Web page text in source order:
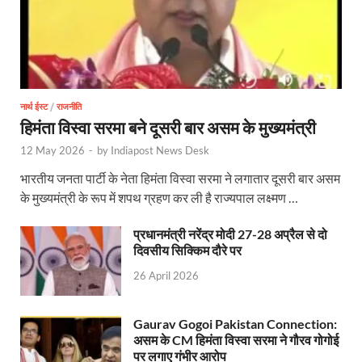
Uttarakhand Young Leaders Dialogue: विकसित
Demand for Review of FRK Policy: ऍफ़आरके नीति
Ram Mandir Control Room: राम मंदिर की सुरक्षा
Kalyan Singh Jayanti: अपने नाम को उत्तर प्रदेश के
Kashi Volleyball Mahakumbh: काशी में होगा
National Highway Project: मुख्यमंत्री राज्य की
Vande Bharat Sleeper Train: वंदे भारत स्लीपर ट्रेन
Khelo India Tribes Games: देश में पहली बार हो रहे
छत्तीसगढ़ को मिला खेलो इंडिया ट्राइबल गेम्स, 14 फरवरी
नार्थ ईस्ट/ राजनीति
हिमंता विस्वा सरमा बने दूसरी बार असम के मुख्यमंत्री
12 May 2026 - by Indiapost News Desk
भारतीय जनता पार्टी के नेता हिमंता विस्वा सरमा ने लगातार दूसरी बार असम
के मुख्यमंत्री के रूप में शपथ ग्रहण कर ली है राज्यपाल लक्ष्मण …
प्रधानमंत्री नरेंद्र मोदी 27-28 अप्रैल से दो
दिवसीय सिक्किम दौरे पर
26 April 2026
Gaurav Gogoi Pakistan Connection:
असम के CM हिमंता विस्वा सरमा ने गौरव गोगोई
पर लगाए गंभीर आरोप